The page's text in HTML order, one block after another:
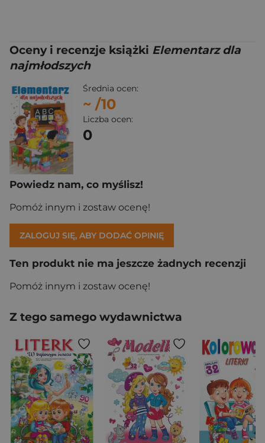
Oceny i recenzje książki Elementarz dla
najmłodszych
Średnia ocen:
~ /10
Liczba ocen:
0
Powiedz nam, co myślisz!
Pomóż innym i zostaw ocenę!
ZALOGUJ SIĘ, ABY DODAĆ OPINIĘ
Ten produkt nie ma jeszcze żadnych recenzji
Pomóż innym i zostaw ocenę!
Z tego samego wydawnictwa